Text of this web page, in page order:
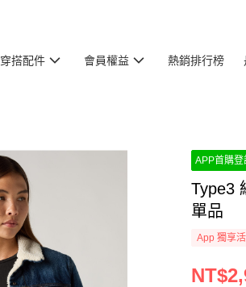
穿搭配件 會員權益 熱銷排行榜
APP首購
Type3
單品
App 獨享